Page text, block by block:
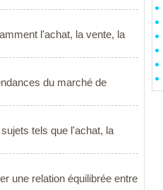
l'achat, la vente, la
du marché de
tels que l'achat, la
une relation équilibrée entre